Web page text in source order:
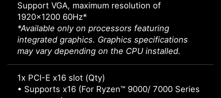
Support VGA, maximum resolution of
1920x1200 60Hz*
*Available only on processors featuring
integrated graphics. Graphics specifications
may vary depending on the CPU installed.
1x PCI-E x16 slot (Qty)
• Supports x16 (For Ryzen™ 9000/ 7000 Series